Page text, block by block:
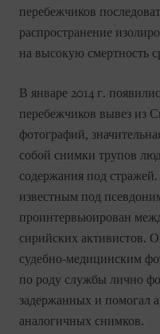
перебежчиков
распространение
на высокую смертность
В январе 2014 г.
перебежчиков вывез из
фотографий,
собой снимки трупов
содержания под
известным под
проинтервьюирован
сирийских активистов.
судебно-медицинским
по роду службы лично
задержанных и помогал
аналогичных снимков.